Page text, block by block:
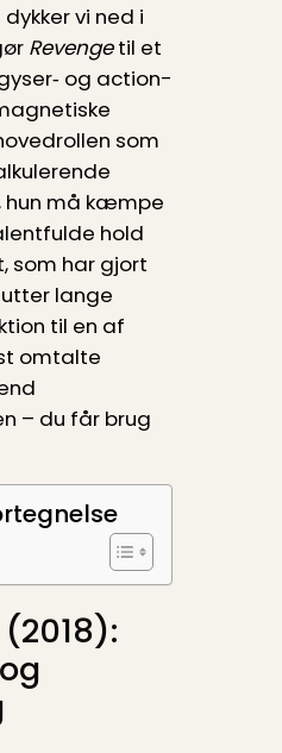
vi ned i
Revengetil et
og action­
som
må kæmpe
hold
som har gjort
lange
til en af
omtalte
– du får brug